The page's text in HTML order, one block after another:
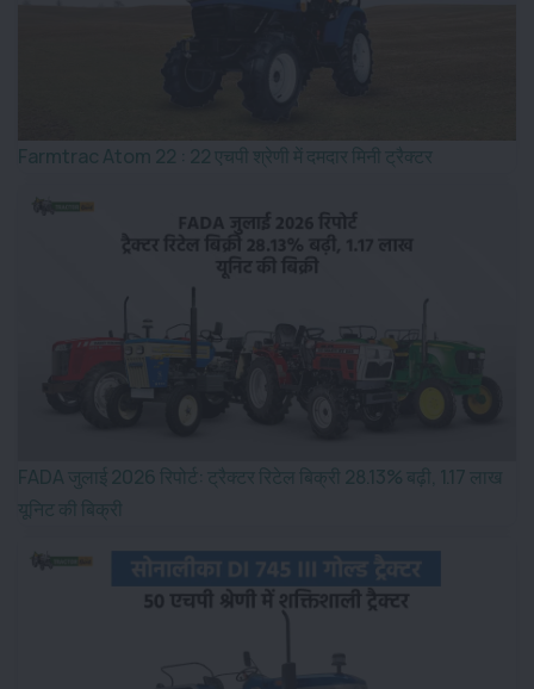
Farmtrac Atom 22 : 22 एचपी श्रेणी में दमदार मिनी ट्रैक्टर
FADA जुलाई 2026 रिपोर्ट: ट्रैक्टर रिटेल बिक्री 28.13% बढ़ी, 1.17 लाख
यूनिट की बिक्री